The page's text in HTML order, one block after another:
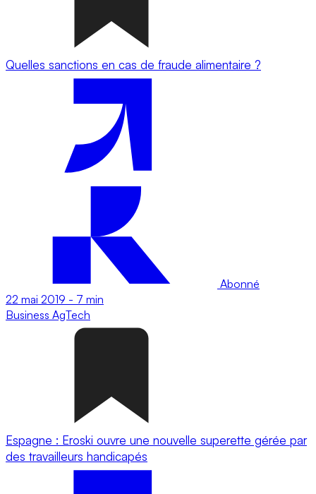
Quelles sanctions en cas de fraude alimentaire ?
Abonné
22 mai 2019 - 7 min
Business AgTech
Espagne : Eroski ouvre une nouvelle superette gérée par
des travailleurs handicapés